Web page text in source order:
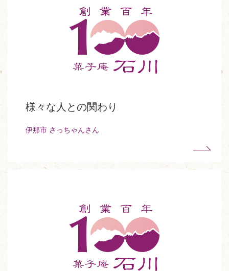
様々な人との関わり
伊那市 さっちゃんさん